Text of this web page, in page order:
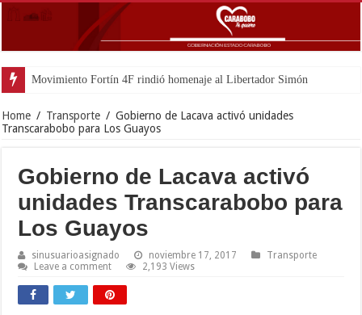
Home / Transporte / Gobierno de Lacava activó unidades
Transcarabobo para Los Guayos
Gobierno de Lacava activó
unidades Transcarabobo para
Los Guayos
sinusuarioasignado noviembre 17, 2017
Transporte
Leave a comment
2,193 Views